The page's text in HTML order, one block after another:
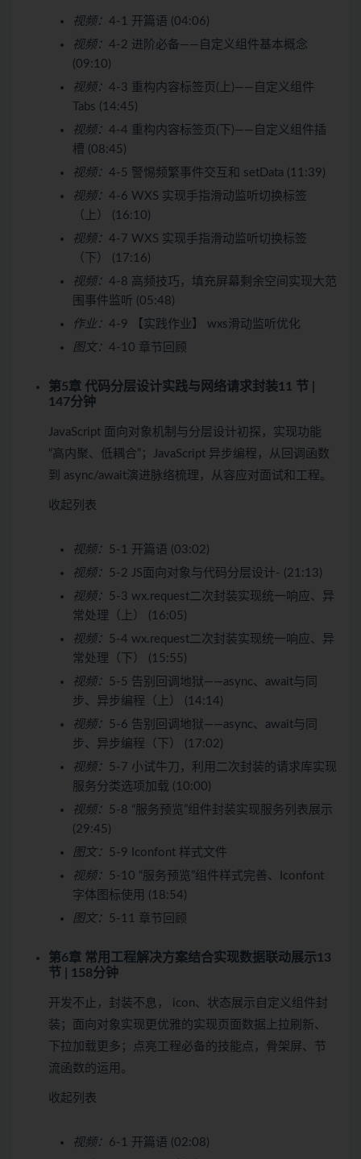
视频： 4-1 开篇语 (04:06)
视频： 4-2 进阶必备——自定义组件基本概念
(09:10)
视频： 4-3 重构内容标签页(上)——自定义组件
Tabs (14:45)
视频： 4-4 重构内容标签页(下)——自定义组件插
槽 (08:45)
视频： 4-5 警惕频繁事件交互和 setData (11:39)
视频： 4-6 WXS 实现手指滑动监听切换标签
（上） (16:10)
视频： 4-7 WXS 实现手指滑动监听切换标签
（下） (17:16)
视频： 4-8 高频技巧，填充屏幕剩余空间实现大范
围事件监听 (05:48)
作业： 4-9 【实践作业】 wxs滑动监听优化
图文： 4-10 章节回顾
第5章 代码分层设计实践与网络请求封装11 节 |
147分钟
JavaScript 面向对象机制与分层设计初探，实现功能
“高内聚、低耦合”；JavaScript 异步编程，从回调函数
到 async/await演进脉络梳理，从容应对面试和工程。
收起列表
视频： 5-1 开篇语 (03:02)
视频： 5-2 JS面向对象与代码分层设计- (21:13)
视频： 5-3 wx.request二次封装实现统一响应、异
常处理（上） (16:05)
视频： 5-4 wx.request二次封装实现统一响应、异
常处理（下） (15:55)
视频： 5-5 告别回调地狱——async、await与同
步、异步编程（上） (14:14)
视频： 5-6 告别回调地狱——async、await与同
步、异步编程（下） (17:02)
视频： 5-7 小试牛刀，利用二次封装的请求库实现
服务分类选项加载 (10:00)
视频： 5-8 “服务预览”组件封装实现服务列表展示
(29:45)
图文： 5-9 Iconfont 样式文件
视频： 5-10 “服务预览”组件样式完善、Iconfont
字体图标使用 (18:54)
图文： 5-11 章节回顾
第6章 常用工程解决方案结合实现数据联动展示13
节 | 158分钟
开发不止，封装不息， icon、状态展示自定义组件封
装；面向对象实现更优雅的实现页面数据上拉刷新、
下拉加载更多；点亮工程必备的技能点，骨架屏、节
流函数的运用。
收起列表
视频： 6-1 开篇语 (02:08)